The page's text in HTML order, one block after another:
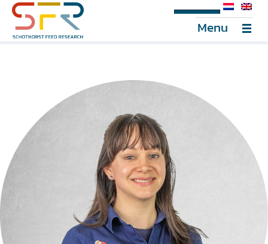
SFR Portal
Menu